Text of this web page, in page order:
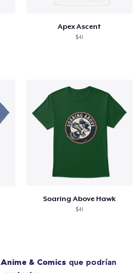
Apex Ascent
$41
Soaring Above Hawk
$41
Anime & Comics que podrían